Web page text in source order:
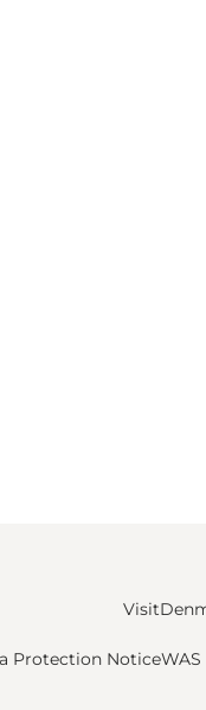
Protection Notice